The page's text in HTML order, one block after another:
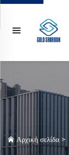
Αρχική σελίδα >